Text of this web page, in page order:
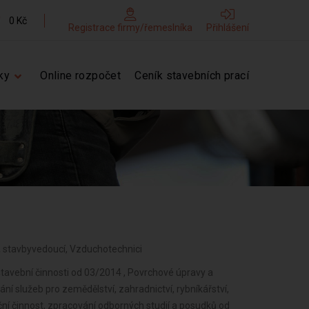
0 Kč
Registrace firmy/řemeslníka Přihlášení
Online rozpočet Ceník stavebních prací
Vzduchotechnici
činnosti od 03/2014 , Povrchové úpravy a
služeb pro zemědělství, zahradnictví, rybníkářství,
činnost, zpracování odborných studií a posudků od